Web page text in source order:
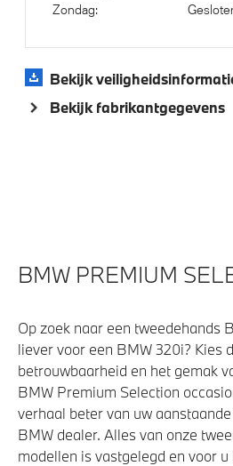
Klimaatbeheersing
Cruise control
Comfort Access
Buitenspiegels elektrisch
Regensensor
Alarmsysteem klasse 3 (VbV/
Zondag:
Bekijk
Bekijk fabrikantgegevens
BMW PREMIUM
Op zoek naar een tweedehands
liever voor een BMW 320i? Kies
betrouwbaarheid en het gemak
BMW Premium Selection
verhaal beter van uw
BMW dealer. Alles van onze
modellen is vastgelegd en voor